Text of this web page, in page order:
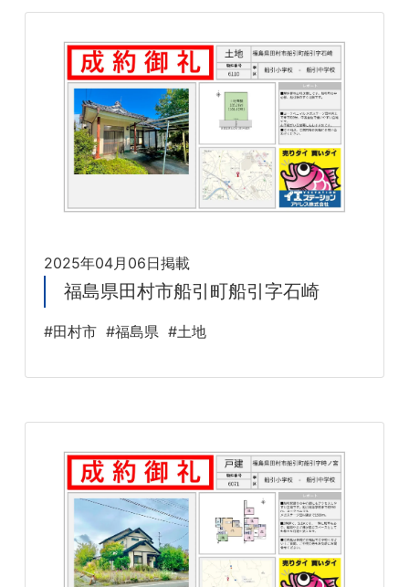
2025年04月06日掲載
福島県田村市船引町船引字石崎
#田村市 #福島県 #土地